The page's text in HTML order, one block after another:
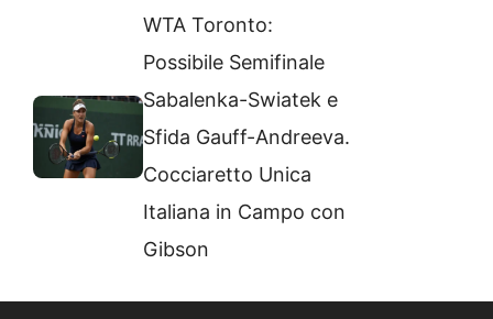
WTA Toronto:
Possibile Semifinale
Sabalenka-Swiatek e
Sfida Gauff-Andreeva.
Cocciaretto Unica
Italiana in Campo con
Gibson